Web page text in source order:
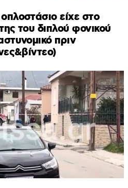
είχε στο
του διπλού φονικού
πριν